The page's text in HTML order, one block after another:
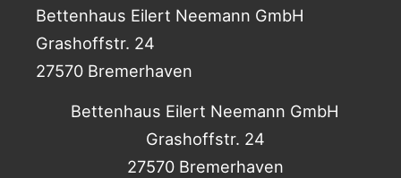
Bettenhaus Eilert Neemann GmbH
Grashoffstr. 24
27570 Bremerhaven
Bettenhaus Eilert Neemann GmbH
Grashoffstr. 24
27570 Bremerhaven